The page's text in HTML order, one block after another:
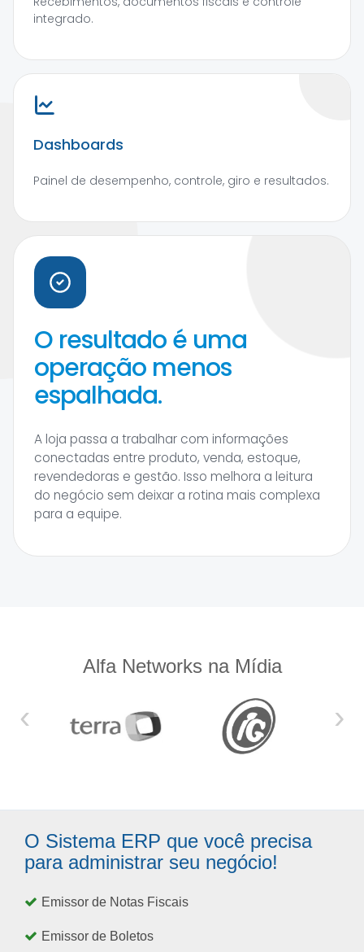
integrado.
Dashboards
Painel de desempenho, controle, giro e resultados.
O resultado é uma
operação menos
espalhada.
A loja passa a trabalhar com informações
conectadas entre produto, venda, estoque,
revendedoras e gestão. Isso melhora a leitura
do negócio sem deixar a rotina mais complexa
para a equipe.
Alfa Networks na Mídia
‹ ›
O Sistema ERP que você precisa
para administrar seu negócio!
Emissor de Notas Fiscais
Emissor de Boletos